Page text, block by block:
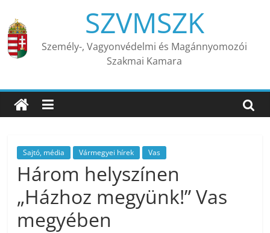
content
SZVMSZK
Személy-, Vagyonvédelmi és Magánnyomozói
Szakmai Kamara
Sajtó, média Vármegyei hírek Vas
Három helyszínen
„Házhoz megyünk!” Vas
megyében